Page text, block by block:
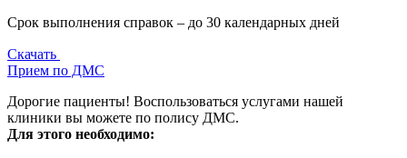
Срок выполнения справок – до 30 календарных дней
Скачать
Прием по ДМС
Дорогие пациенты! Воспользоваться услугами нашей
клиники вы можете по полису ДМС.
Для этого необходимо: